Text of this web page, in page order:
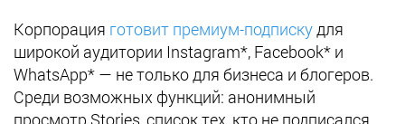
Корпорация готовит премиум-подписку для
широкой аудитории Instagram*, Facebook* и
WhatsApp* — не только для бизнеса и блогеров.
Среди возможных функций: анонимный
просмотр Stories, список тех, кто не подписался